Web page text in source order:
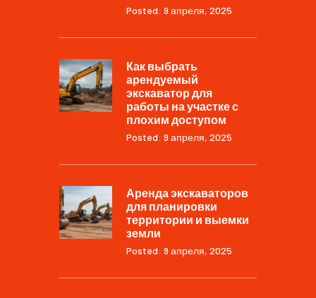
Posted: 9 апреля, 2025
Как выбрать
арендуемый
экскаватор для
работы на участке с
плохим доступом
Posted: 9 апреля, 2025
Аренда экскаваторов
для планировки
территории и выемки
земли
Posted: 9 апреля, 2025